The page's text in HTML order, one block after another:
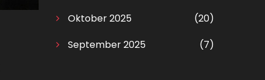
Oktober 2025
(20)
September 2025
(7)